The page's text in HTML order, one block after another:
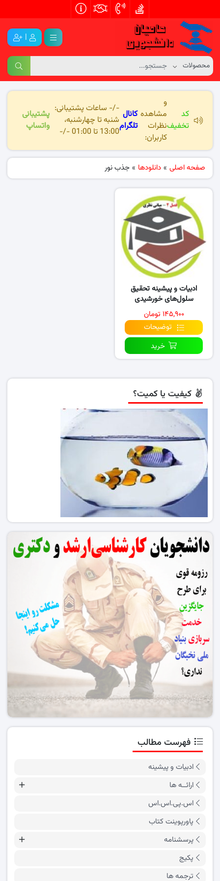
|
کد
تخفیف
و
مشاهده
نظرات
کاربران:
کانال
تلگرام
-/- ساعات پشتیبانی:
شنبه تا چهارشنبه،
13:00 تا 01:00 -/-
پشتیبانی
واتساپ
صفحه اصلی » دانلودها » جذب نور
ادبیات و پیشینه تحقیق
سلول‌های خورشیدی
پروسکایتی
۱۴۵,۹۰۰ تومان
توضیحات
خرید
کیفیت یا کمیت؟
فهرست مطالب
ادبیات و پیشینه
ارائــه ها
اس.پی.اس.اس
پاورپوینت کتاب
پرسشنامه
پکیج
ترجمه ها